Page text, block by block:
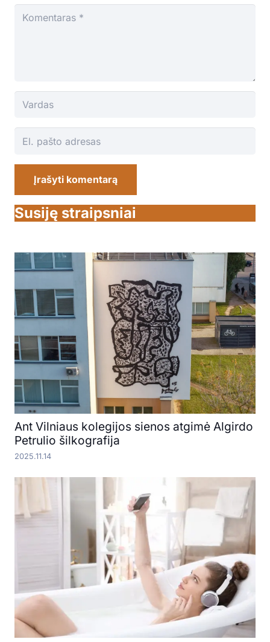
Įrašyti komentarą
Susiję straipsniai
Ant Vilniaus kolegijos sienos atgimė Algirdo
Petrulio šilkografija
2025.11.14